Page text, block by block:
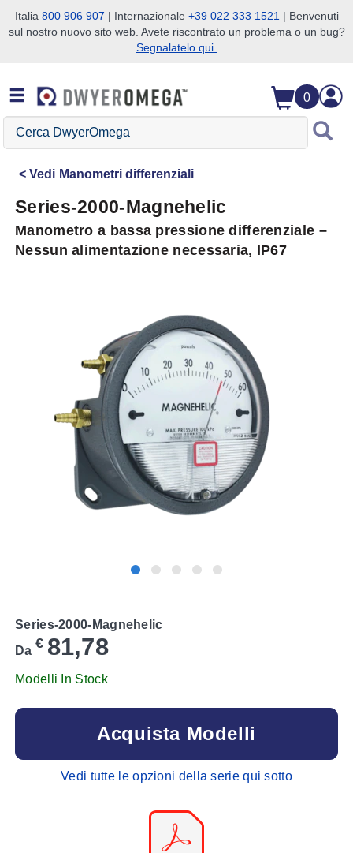
Salta alla ricerca
Salta al contenuto principale
Salta alla navigazione
Italia 800 906 907 | Internazionale +39 022 333 1521 | Benvenuti
sul nostro nuovo sito web. Avete riscontrato un problema o un bug?
Segnalatelo qui.
0
Cerca
DwyerOmega
Vedi Manometri differenziali
Series-2000-Magnehelic
Manometro a bassa pressione differenziale –
Nessun alimentazione necessaria, IP67
Series-2000-Magnehelic
Da € 81,78
Modelli In Stock
Acquista Modelli
Vedi tutte le opzioni della serie qui sotto